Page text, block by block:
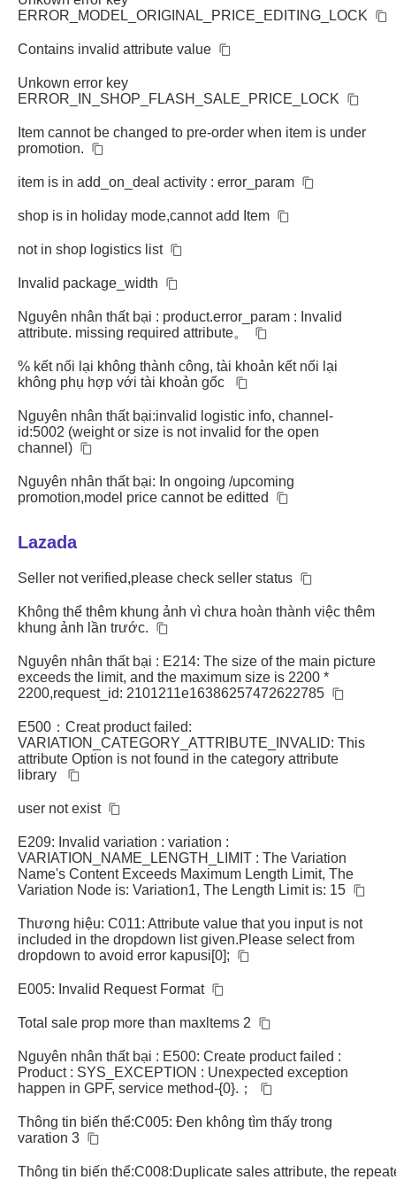
ERROR_MODEL_ORIGINAL_PRICE_EDITING_LOCK
Contains invalid attribute value
Unkown error key
ERROR_IN_SHOP_FLASH_SALE_PRICE_LOCK
Item cannot be changed to pre-order when item is under
promotion.
item is in add_on_deal activity : error_param
shop is in holiday mode,cannot add Item
not in shop logistics list
Invalid package_width
Nguyên nhân thất bại : product.error_param : Invalid
attribute. missing required attribute。
% kết nối lại không thành công, tài khoản kết nối lại
không phụ hợp với tài khoản gốc
Nguyên nhân thất bại:invalid logistic info, channel-
id:5002 (weight or size is not invalid for the open
channel)
Nguyên nhân thất bại: In ongoing /upcoming
promotion,model price cannot be editted
Lazada
Seller not verified,please check seller status
Không thể thêm khung ảnh vì chưa hoàn thành việc thêm
khung ảnh lần trước.
Nguyên nhân thất bại : E214: The size of the main picture
exceeds the limit, and the maximum size is 2200 *
2200,request_id: 2101211e16386257472622785
E500：Creat product failed:
VARIATION_CATEGORY_ATTRIBUTE_INVALID: This
attribute Option is not found in the category attribute
library
user not exist
E209: Invalid variation : variation :
VARIATION_NAME_LENGTH_LIMIT : The Variation
Name's Content Exceeds Maximum Length Limit, The
Variation Node is: Variation1, The Length Limit is: 15
Thương hiệu: C011: Attribute value that you input is not
included in the dropdown list given.Please select from
dropdown to avoid error kapusi[0];
E005: Invalid Request Format
Total sale prop more than maxltems 2
Nguyên nhân thất bại : E500: Create product failed :
Product : SYS_EXCEPTION : Unexpected exception
happen in GPF, service method-{0}.；
Thông tin biến thể:C005: Đen không tìm thấy trong
varation 3
Thông tin biến thể:C008:Duplicate sales attribute, the